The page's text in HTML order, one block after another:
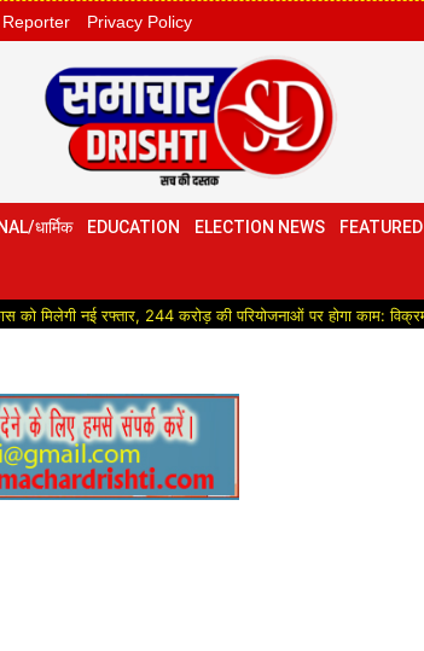
Privacy Policy
धार्मिक EDUCATION ELECTION NEWS FEATURED
रफ्तार, 244 करोड़ की परियोजनाओं पर होगा काम: विक्रमादित्य सिंह